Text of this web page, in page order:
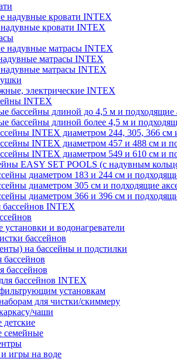
надувные кровати INTEX
кровати INTEX
надувные матрасы INTEX
матрасы INTEX
матрасы INTEX
электрические INTEX
INTEX
бассейны длиной до 4,5 м и подходящие
бассейны длиной более 4,5 м и
INTEX диаметром 244, 305, 366 см
INTEX диаметром 457 и 488 cм и
INTEX диаметром 549 и 610 см и
EASY SET POOLS (с надувным
диаметром 183 и 244 см и
диаметром 305 см и подходящие
диаметром 366 и 396 см и
бассейнов INTEX
и водонагреватели
бассейнов
на бассейны и подстилки
бассейнов
бассейнов INTEX
установкам
для чистки/скиммеру
чаши
семейные
игры на воде